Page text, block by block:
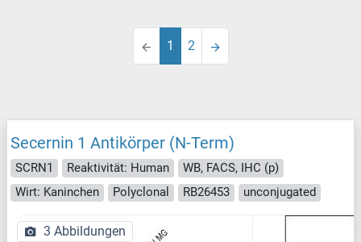
1 2
Secernin 1 Antikörper (N-Term)
SCRN1 Reaktivität: Human
WB, FACS, IHC (p)
Wirt: Kaninchen
Polyclonal RB26453 unconjugated
3 Abbildungen